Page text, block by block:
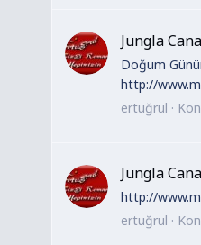
Jungla
Doğum
http://
ertuğrul
Jungla
http://
ertuğrul